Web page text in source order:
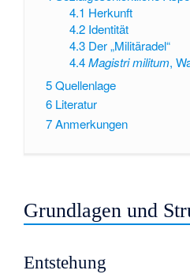
4.1 Herkunft
4.2 Identität
4.3 Der „Militäradel“
4.4 Magistri militum,
5Quellenlage
6 Literatur
7Anmerkungen
Grundlagen und
Entstehung